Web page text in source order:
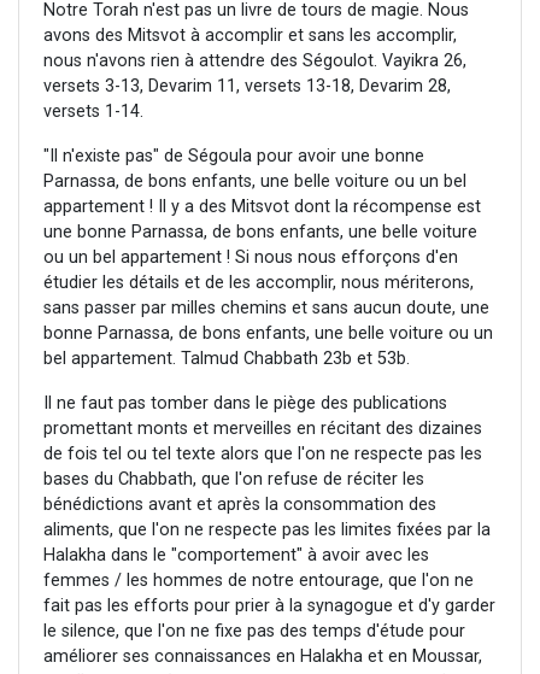
Notre Torah n'est pas un livre de tours de magie. Nous
avons des Mitsvot à accomplir et sans les accomplir,
nous n'avons rien à attendre des Ségoulot. Vayikra 26,
versets 3-13, Devarim 11, versets 13-18, Devarim 28,
versets 1-14.
"Il n'existe pas" de Ségoula pour avoir une bonne
Parnassa, de bons enfants, une belle voiture ou un bel
appartement ! Il y a des Mitsvot dont la récompense est
une bonne Parnassa, de bons enfants, une belle voiture
ou un bel appartement ! Si nous nous efforçons d'en
étudier les détails et de les accomplir, nous mériterons,
sans passer par milles chemins et sans aucun doute, une
bonne Parnassa, de bons enfants, une belle voiture ou un
bel appartement. Talmud Chabbath 23b et 53b.
Il ne faut pas tomber dans le piège des publications
promettant monts et merveilles en récitant des dizaines
de fois tel ou tel texte alors que l'on ne respecte pas les
bases du Chabbath, que l'on refuse de réciter les
bénédictions avant et après la consommation des
aliments, que l'on ne respecte pas les limites fixées par la
Halakha dans le "comportement" à avoir avec les
femmes / les hommes de notre entourage, que l'on ne
fait pas les efforts pour prier à la synagogue et d'y garder
le silence, que l'on ne fixe pas des temps d'étude pour
améliorer ses connaissances en Halakha et en Moussar,